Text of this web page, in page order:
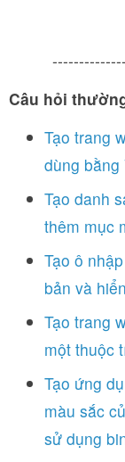
Câu hỏi
Tạo trang
dùng bằng
Tạo danh
thêm mục
Tạo ô
bản và
Tạo trang
một thuộc
Tạo ứng
màu sắc
sử dụng